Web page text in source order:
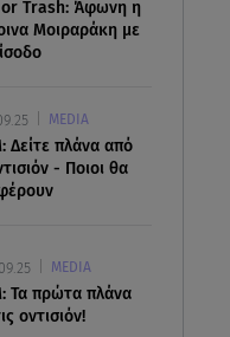
από
or Trash: Άφωνη η
Μοιραράκη με
MEDIA
Δείτε πλάνα από
- Ποιοι θα
MEDIA
Τα πρώτα πλάνα
οντισιόν!